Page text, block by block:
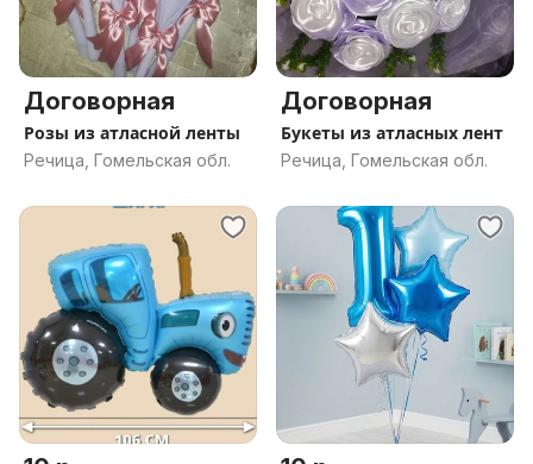
Договорная
Розы из атласной ленты
Речица, Гомельская обл.
Договорная
Букеты из атласных лент
Речица, Гомельская обл.